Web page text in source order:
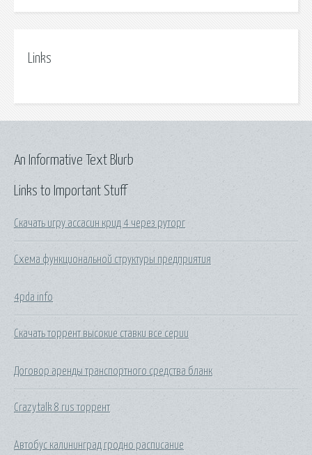
Links
Links to Important Stuff
Скачать игру ассасин крид 4 через руторг
Схема функциональной структуры предприятия
4pda info
Скачать торрент высокие ставки все серии
Договор аренды транспортного средства бланк
Crazytalk 8 rus торрент
Автобус калининград гродно расписание
An Informative Text Blurb